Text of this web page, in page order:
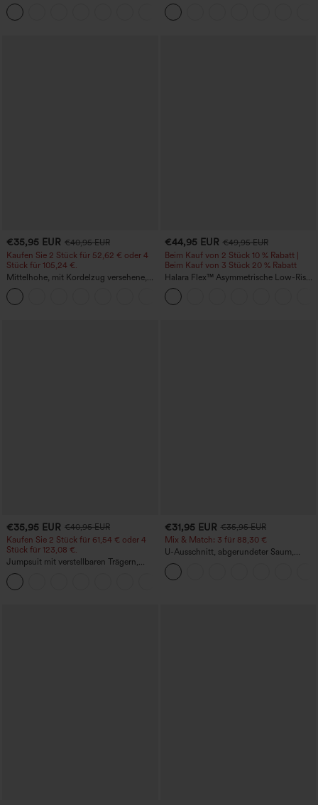
mittlerer Bundhöhe, seitlicher
Reißverschlusstasche und
Work‑Flare‑Schnitt
Taschen, weitem Bein, lässig und locker
in Leinenoptik
€35,95 EUR €40,95 EUR
Kaufen Sie 2 Stück für 52,62 € oder 4
Stück für 105,24 €.
Mittelhohe, mit Kordelzug versehene,
schnelltrocknende Golfhose mit schmal
zulaufendem Schnitt, abgerundetem
Saum und Taschen – UPF 40+
€44,95 EUR €49,95 EUR
Beim Kauf von 2 Stück 10 % Rabatt |
Beim Kauf von 3 Stück 20 % Rabatt
Halara Flex™ Asymmetrische Low-Rise-
Jeans mit Reißverschlusstaschen,
Baggy-Stil, weitem Bein, gewaschen,
lässig
€35,95 EUR €40,95 EUR
Kaufen Sie 2 Stück für 61,54 € oder 4
Stück für 123,08 €.
Jumpsuit mit verstellbaren Trägern,
gerafftem Detail, weitem Bein und
meliertem Stoff, lässig, mit Taschen -
Easy Peezy
€31,95 EUR €35,95 EUR
Mix & Match: 3 für 88,30 €
U-Ausschnitt, abgerundeter Saum,
InstantCool Yoga-Trägertop – UPF50+